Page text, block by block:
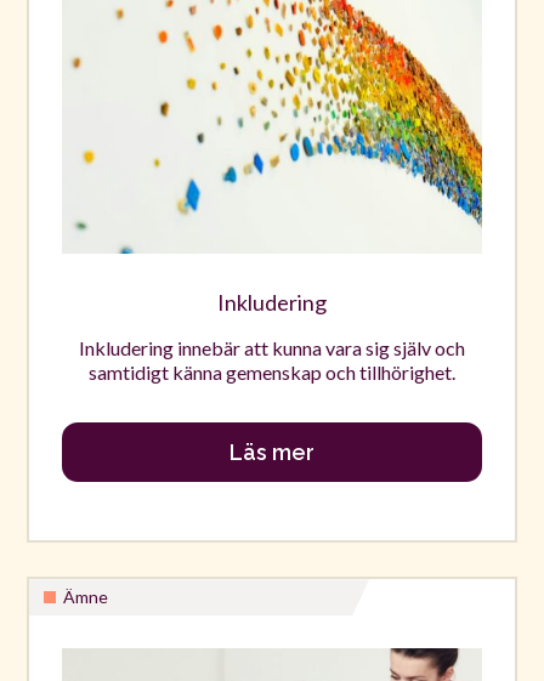
Inkludering
Inkludering innebär att kunna vara sig själv och
samtidigt känna gemenskap och tillhörighet.
Läs mer
Ämne